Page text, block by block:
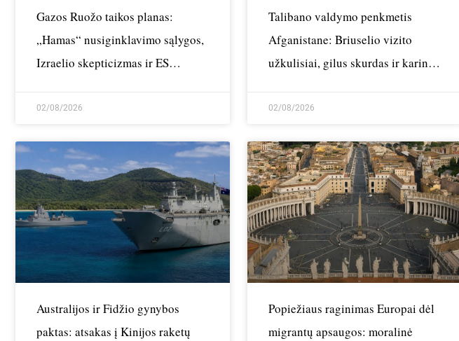
Gazos Ruožo taikos planas:
„Hamas“ nusiginklavimo sąlygos,
Izraelio skepticizmas ir ES
02/08/2026
Talibano valdymo penkmetis
Afganistane: Briuselio vizito
užkulisiai, gilus skurdas ir karinis
02/08/2026
Australijos ir Fidžio gynybos
paktas: atsakas į Kinijos raketų
Popiežiaus raginimas Europai dėl
migrantų apsaugos: moralinė